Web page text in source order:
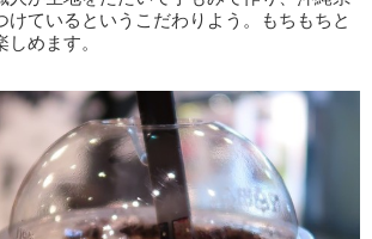
けているというこだわりよう。もちもちと
めます。